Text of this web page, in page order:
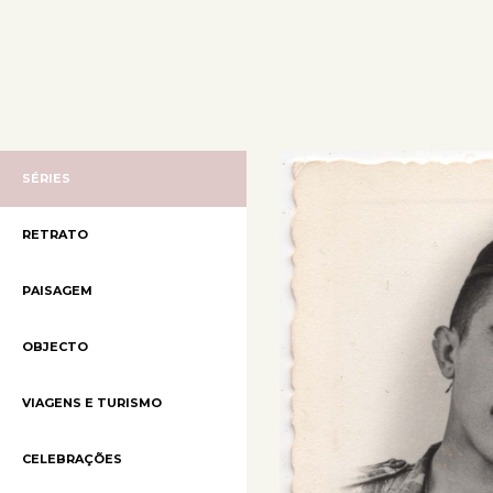
SÉRIES
RETRATO
PAISAGEM
OBJECTO
VIAGENS E TURISMO
CELEBRAÇÕES